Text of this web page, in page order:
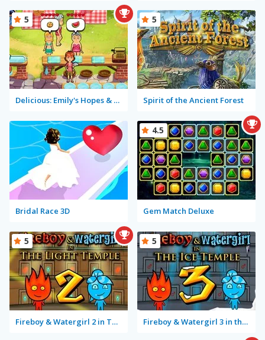
Delicious: Emily's Hopes & Fears
5
Spirit of the Ancient Forest
5
Bridal Race 3D Gem Match Deluxe
4.5
Fireboy & Watergirl 2 in The Light Temple
5
Fireboy & Watergirl 3 in the Ice Temple
5